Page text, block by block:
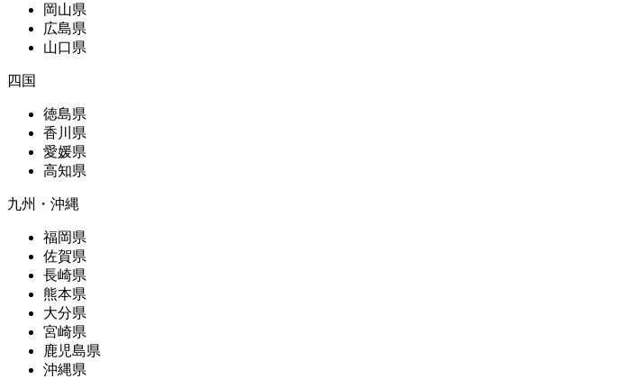
岡山県
広島県
山口県
四国
徳島県
香川県
愛媛県
高知県
九州・沖縄
福岡県
佐賀県
長崎県
熊本県
大分県
宮崎県
鹿児島県
沖縄県